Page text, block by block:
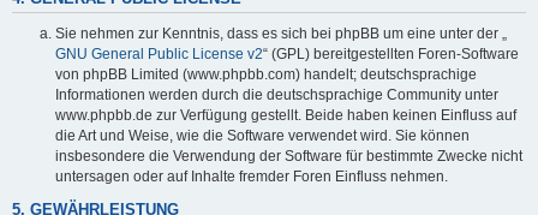
Sie nehmen zur Kenntnis, dass es sich bei phpBB um eine unter der „
GNU General Public License v2“ (GPL) bereitgestellten Foren-Software
von phpBB Limited (www.phpbb.com) handelt; deutschsprachige
Informationen werden durch die deutschsprachige Community unter
www.phpbb.de zur Verfügung gestellt. Beide haben keinen Einfluss auf
die Art und Weise, wie die Software verwendet wird. Sie können
insbesondere die Verwendung der Software für bestimmte Zwecke nicht
untersagen oder auf Inhalte fremder Foren Einfluss nehmen.
5. GEWÄHRLEISTUNG